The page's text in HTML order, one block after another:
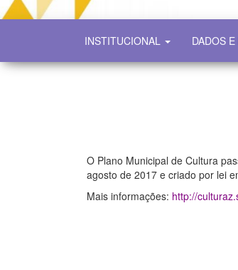
INSTITUCIONAL DADOS
O Plano Municipal de Cultura
agosto de 2017 e criado por lei
Mais informações: http://